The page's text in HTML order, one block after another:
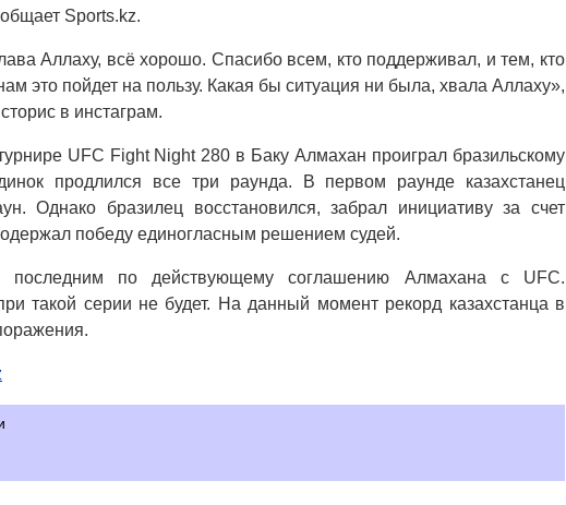
Sports.kz.
Аллаху, всё хорошо. Спасибо всем, кто поддерживал, и тем, кто
это пойдет на пользу. Какая бы ситуация ни была, хвала Аллаху»,
в инстаграм.
UFC Fight Night 280 в Баку Алмахан проиграл бразильскому
продлился все три раунда. В первом раунде казахстанец
Однако бразилец восстановился, забрал инициативу за счет
победу единогласным решением судей.
по действующему соглашению Алмахана с UFC.
такой серии не будет. На данный момент рекорд казахстанца в